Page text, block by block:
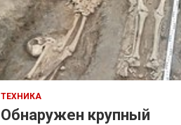
ТЕХНИКА
Обнаружен крупный